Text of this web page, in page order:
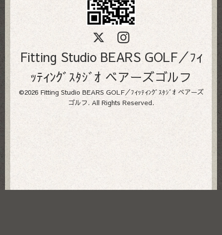
Fitting Studio BEARS GOLF／ﾌｨ
ｯﾃｨﾝｸﾞｽﾀｼﾞｵ ベアーズゴルフ
©2026 Fitting Studio BEARS GOLF／ﾌｨｯﾃｨﾝｸﾞｽﾀｼﾞｵ ベアーズ
ゴルフ. All Rights Reserved.